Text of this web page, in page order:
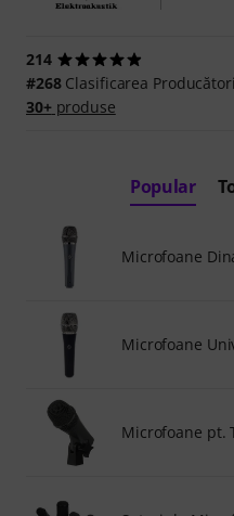
214
#268Clasificarea
30+produse
Popular
Microfoane
Microfoane
Microfoane pt.